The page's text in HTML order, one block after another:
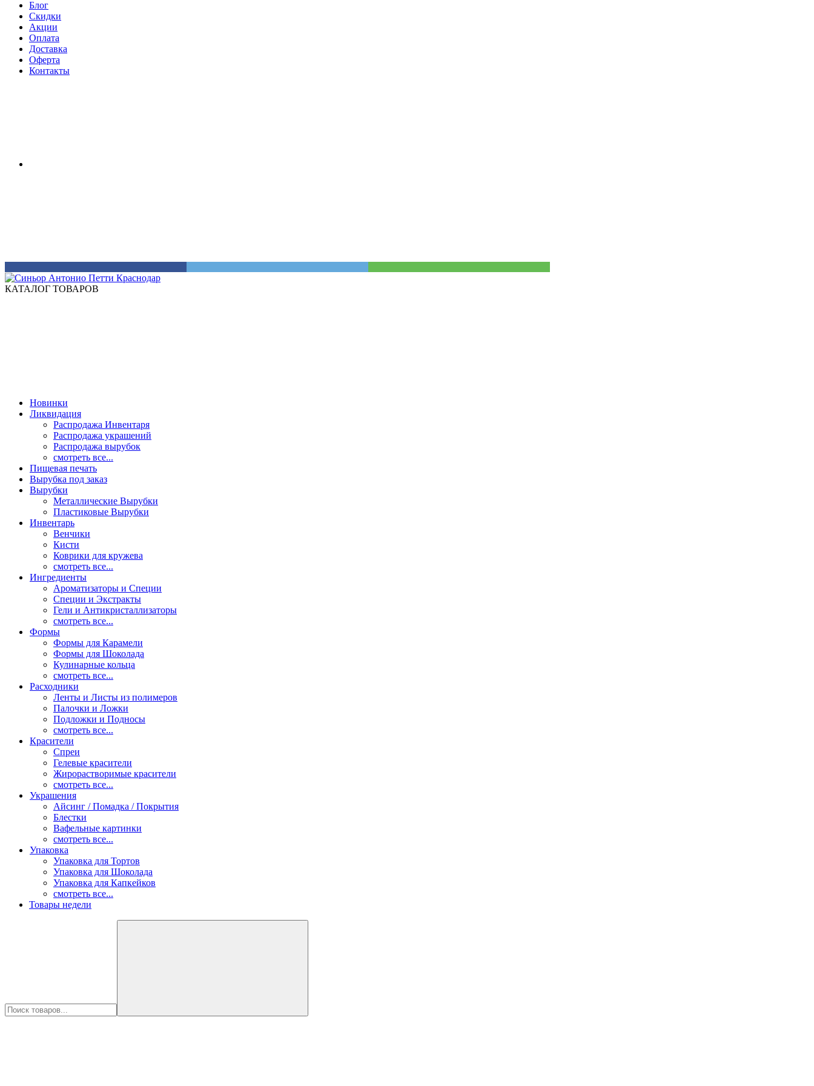
Блог
Скидки
Акции
Оплата
Доставка
Оферта
Контакты
КАТАЛОГ ТОВАРОВ
Новинки
Ликвидация
Распродажа Инвентаря
Распродажа украшений
Распродажа вырубок
смотреть все...
Пищевая печать
Вырубка под заказ
Вырубки
Металлические Вырубки
Пластиковые Вырубки
Инвентарь
Венчики
Кисти
Коврики для кружева
смотреть все...
Ингредиенты
Ароматизаторы и Специи
Специи и Экстракты
Гели и Антикристаллизаторы
смотреть все...
Формы
Формы для Карамели
Формы для Шоколада
Кулинарные кольца
смотреть все...
Расходники
Ленты и Листы из полимеров
Палочки и Ложки
Подложки и Подносы
смотреть все...
Красители
Спреи
Гелевые красители
Жирорастворимые красители
смотреть все...
Украшения
Айсинг / Помадка / Покрытия
Блестки
Вафельные картинки
смотреть все...
Упаковка
Упаковка для Тортов
Упаковка для Шоколада
Упаковка для Капкейков
смотреть все...
Товары недели